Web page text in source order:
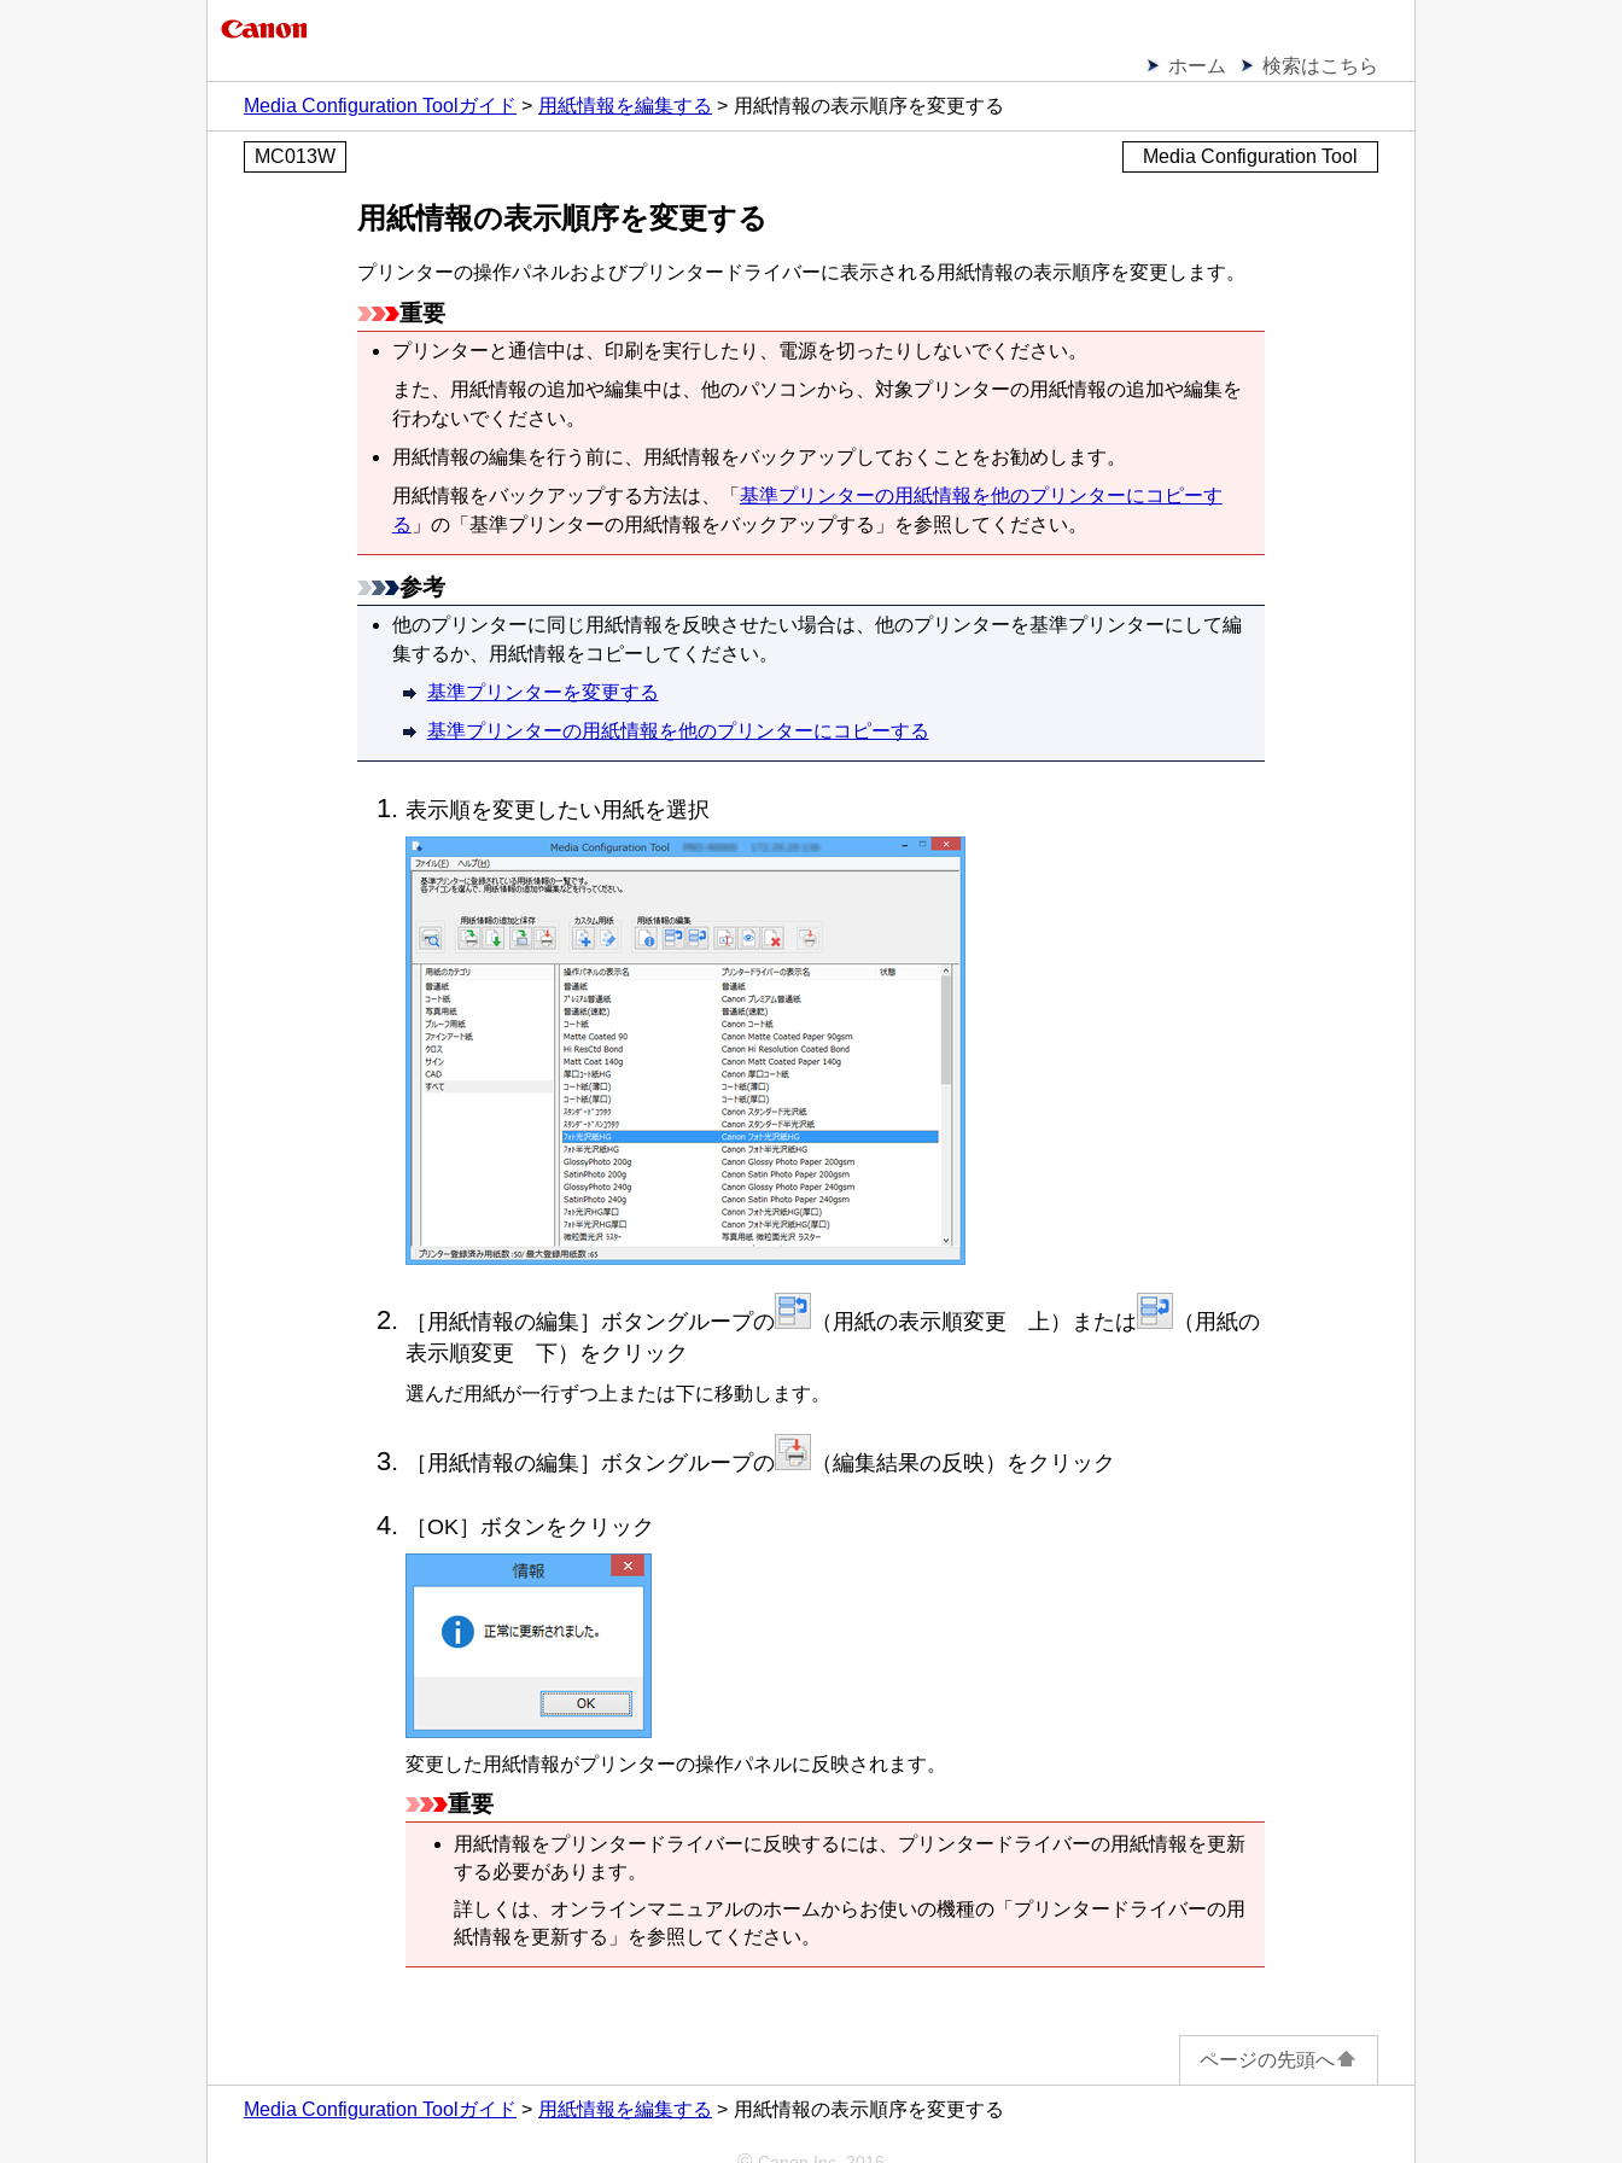
ホーム
検索はこちら
Media Configuration Toolガイド
用紙情報を編集する 用紙情報の表示順序を変更する
MC013W Media Configuration Tool
用紙情報の表示順序を変更する
プリンターの操作パネルおよびプリンタードライバーに表示される用紙情報の表示順序を変更します。
重要
プリンターと通信中は、印刷を実行したり、電源を切ったりしないでください。
また、用紙情報の追加や編集中は、他のパソコンから、対象プリンターの用紙情報の追加や編集を
行わないでください。
用紙情報の編集を行う前に、用紙情報をバックアップしておくことをお勧めします。
用紙情報をバックアップする方法は、「 基準プリンターの用紙情報を他のプリンターにコピーす
る 」の「基準プリンターの用紙情報をバックアップする」を参照してください。
参考
他のプリンターに同じ用紙情報を反映させたい場合は、他のプリンターを基準プリンターにして編
集するか、用紙情報をコピーしてください。
基準プリンターを変更する
基準プリンターの用紙情報を他のプリンターにコピーする
表示順を変更したい用紙を選択
［用紙情報の編集］ ボタングループの （用紙の表示順変更 上）または
（用紙の
表示順変更 下）をクリック
選んだ用紙が一行ずつ上または下に移動します。
［用紙情報の編集］ ボタングループの （編集結果の反映）をクリック
［OK］ ボタンをクリック
変更した用紙情報がプリンターの操作パネルに反映されます。
重要
用紙情報をプリンタードライバーに反映するには、プリンタードライバーの用紙情報を更新
する必要があります。
詳しくは、オンラインマニュアルのホームからお使いの機種の「プリンタードライバーの用
紙情報を更新する」を参照してください。
ページの先頭へ
Media Configuration Toolガイド 用紙情報を編集する 用紙情報の表示順序を変更する